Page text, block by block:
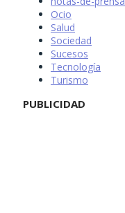
Ocio
Salud
Sociedad
Sucesos
Tecnología
Turismo
PUBLICIDAD